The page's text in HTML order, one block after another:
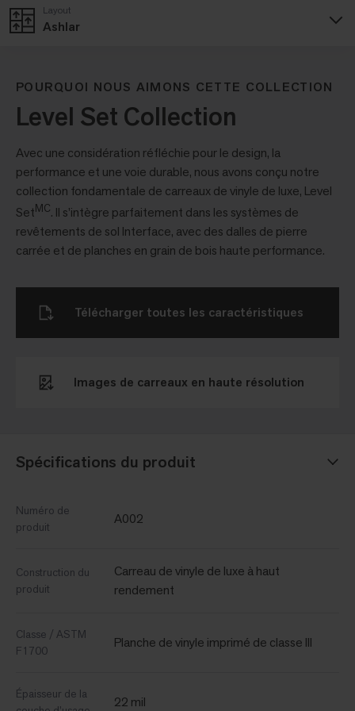
Ashlar
Layout
POURQUOI NOUS AIMONS CETTE COLLECTION
Level Set Collection
Avec une considération réfléchie pour le design, la
performance et une voie durable, nous avons conçu notre
collection fondamentale de carreaux de vinyle de luxe, Level
SetMC. Il s’intègre parfaitement dans les systèmes de
revêtements de sol Interface, avec des dalles de pierre
carrée et de planches en grain de bois haute performance.
Spécifications du produit
Numéro de
produit
A002
Construction du
produit
Carreau de vinyle de luxe à haut
rendement
Classe / ASTM
F1700
Planche de vinyle imprimé de classe III
Épaisseur de la
22 mil
Images de carreaux en haute résolution
Télécharger toutes les caractéristiques